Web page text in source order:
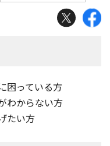
困っている方
わからない方
たい方